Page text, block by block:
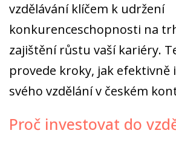
vzdělávání klíčem k udržení
konkurenceschopnosti na
zajištění růstu vaší kariéry.
provede kroky, jak efektivně
svého vzdělání v českém
Proč investovat do